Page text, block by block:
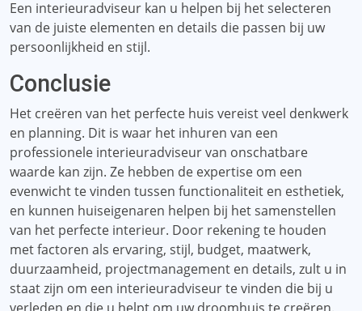
Een interieuradviseur kan u helpen bij het selecteren
van de juiste elementen en details die passen bij uw
persoonlijkheid en stijl.
Conclusie
Het creëren van het perfecte huis vereist veel denkwerk
en planning. Dit is waar het inhuren van een
professionele interieuradviseur van onschatbare
waarde kan zijn. Ze hebben de expertise om een ​​
evenwicht te vinden tussen functionaliteit en esthetiek,
en kunnen huiseigenaren helpen bij het samenstellen
van het perfecte interieur. Door rekening te houden
met factoren als ervaring, stijl, budget, maatwerk,
duurzaamheid, projectmanagement en details, zult u in
staat zijn om een ​​interieuradviseur te vinden die bij u